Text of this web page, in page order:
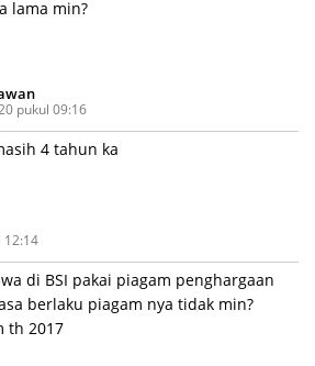
lama min?
pukul 09:16
4 tahun ka
12:14
di BSI pakai piagam penghargaan
berlaku piagam nya tidak min?
th 2017